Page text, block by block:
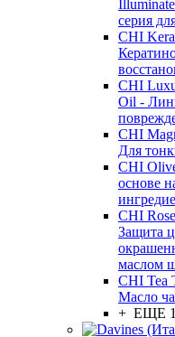
серия
CHI
CHI
Oil -
CHI
Для
CHI
основе
CHI
Защита
маслом
CHI Tea
Масло
+ ЕЩЕ